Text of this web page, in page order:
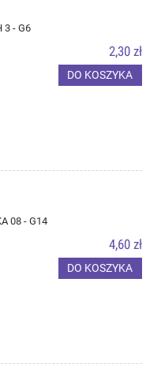
3 - G6
2,30 zł
DO KOSZYKA
08 - G14
4,60 zł
DO KOSZYKA